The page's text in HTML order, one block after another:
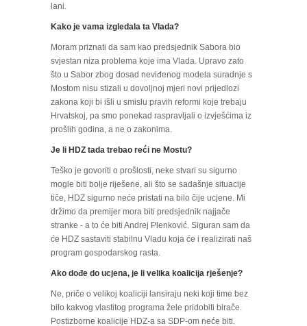
lani.
Kako je vama izgledala ta Vlada?
Moram priznati da sam kao predsjednik Sabora bio
svjestan niza problema koje ima Vlada. Upravo zato
što u Sabor zbog dosad neviđenog modela suradnje s
Mostom nisu stizali u dovoljnoj mjeri novi prijedlozi
zakona koji bi išli u smislu pravih reformi koje trebaju
Hrvatskoj, pa smo ponekad raspravljali o izvješćima iz
prošlih godina, a ne o zakonima.
Je li HDZ tada trebao reći ne Mostu?
Teško je govoriti o prošlosti, neke stvari su sigurno
mogle biti bolje riješene, ali što se sadašnje situacije
tiče, HDZ sigurno neće pristati na bilo čije ucjene. Mi
držimo da premijer mora biti predsjednik najjače
stranke - a to će biti Andrej Plenković. Siguran sam da
će HDZ sastaviti stabilnu Vladu koja će i realizirati naš
program gospodarskog rasta.
Ako dođe do ucjena, je li velika koalicija rješenje?
Ne, priče o velikoj koaliciji lansiraju neki koji time bez
bilo kakvog vlastitog programa žele pridobiti birače.
Postizborne koalicije HDZ-a sa SDP-om neće biti.